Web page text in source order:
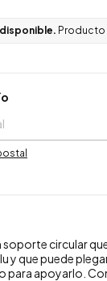
Producto
soporte circular
y que puede
para apoyarlo.